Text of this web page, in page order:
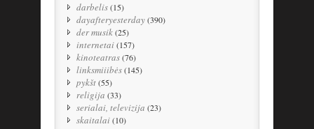
darbelis(15)
dayafteryesterday(390)
der musik(25)
internetai(157)
kinoteatras(76)
linksmiiibės(145)
pykšt(55)
religija (33)
serialai, televizija (23)
skaitalai(10)